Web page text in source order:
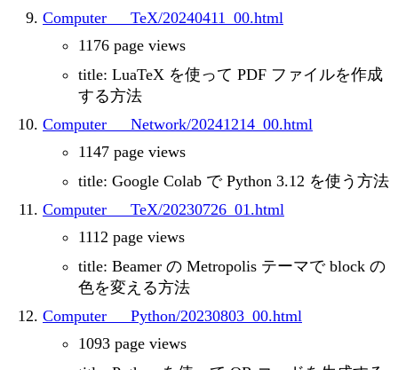
Computer___TeX/20240411_00.html
1176 page views
title: LuaTeX を使って PDF ファイルを作成
する方法
Computer___Network/20241214_00.html
1147 page views
title: Google Colab で Python 3.12 を使う方法
Computer___TeX/20230726_01.html
1112 page views
title: Beamer の Metropolis テーマで block の
色を変える方法
Computer___Python/20230803_00.html
1093 page views